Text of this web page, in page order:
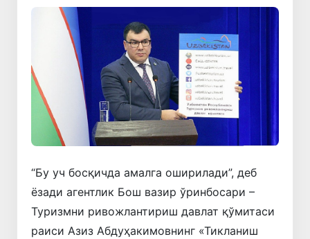
“Бу уч босқичда амалга оширилади”, деб
ёзади агентлик Бош вазир ўринбосари –
Туризмни ривожлантириш давлат қўмитаси
раиси Азиз Абдуҳакимовнинг «Тикланиш